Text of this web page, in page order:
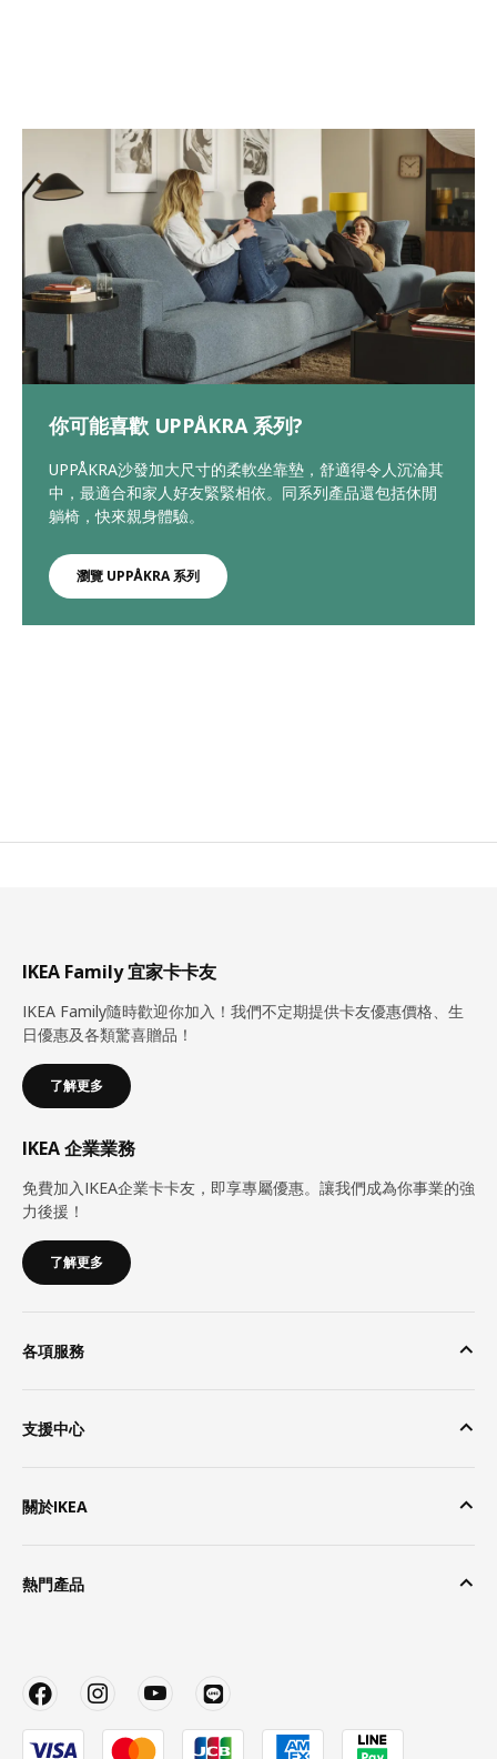
你可能喜歡 UPPÅKRA 系列?
UPPÅKRA沙發加大尺寸的柔軟坐靠墊，舒適得令人沉淪其
中，最適合和家人好友緊緊相依。同系列產品還包括休閒
躺椅，快來親身體驗。
瀏覽 UPPÅKRA 系列
IKEA Family 宜家卡卡友
IKEA Family隨時歡迎你加入！我們不定期提供卡友優惠價格、生
日優惠及各類驚喜贈品！
了解更多
IKEA 企業業務
免費加入IKEA企業卡卡友，即享專屬優惠。讓我們成為你事業的強
力後援！
了解更多
各項服務
支援中心
關於IKEA
熱門產品